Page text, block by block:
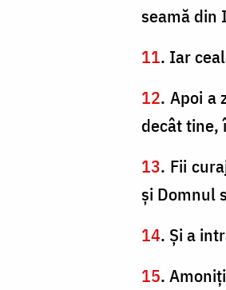
seamă din
11. Iar
12. Apoi a
decât tine,
13. Fii
şi Domnul
14. Și a
15.